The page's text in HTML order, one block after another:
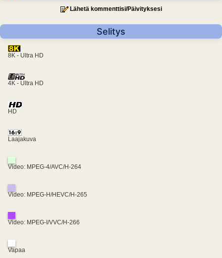
Lähetä kommenttisi/Päivityksesi
Selitys
8K - Ultra HD
4K - Ultra HD
HD
Laajakuva
Video: MPEG-4/AVC/H-264
Video: MPEG-H/HEVC/H-265
Video: MPEG-I/VVC/H-266
Vapaa